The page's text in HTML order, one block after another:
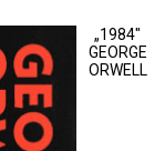
„1984"
GEORGE
ORWELL